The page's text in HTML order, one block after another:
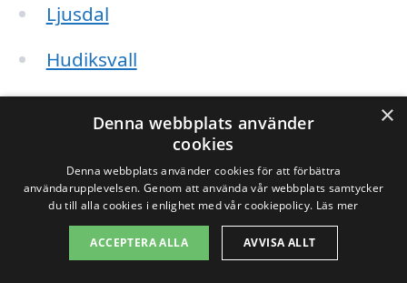
Ljusdal
Hudiksvall
Söderhamn
Furuvik
Edsbjörke
×
Denna webbplats använder
cookies
Denna webbplats använder cookies för att förbättra
användarupplevelsen. Genom att använda vår webbplats samtycker
du till alla cookies i enlighet med vår cookiepolicy. Läs mer
ACCEPTERA ALLA AVVISA ALLT